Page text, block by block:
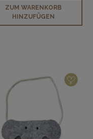
ZUM WARENKORB
HINZUFÜGEN